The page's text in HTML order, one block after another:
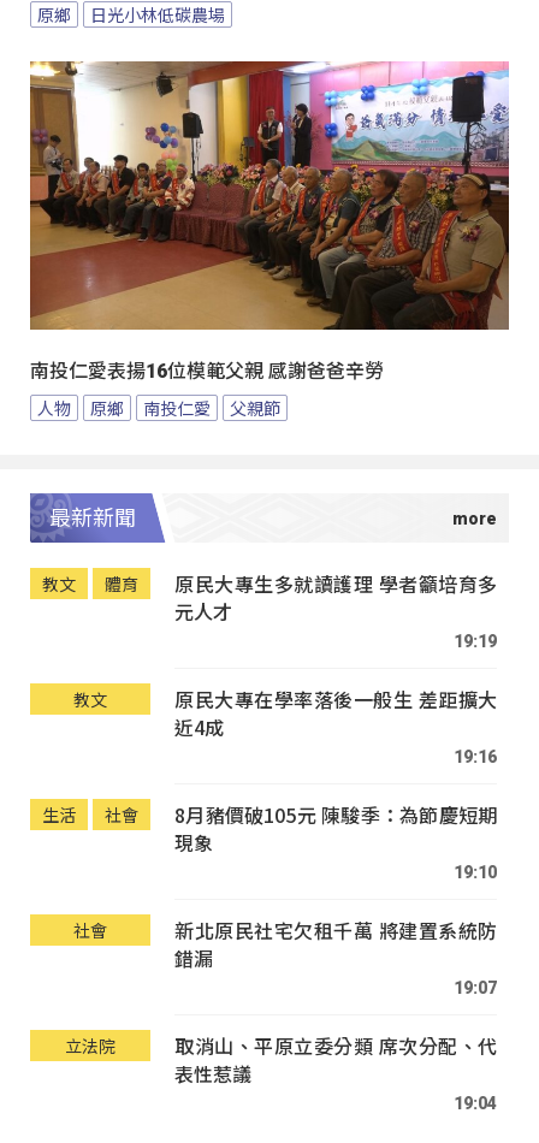
原鄉 日光小林低碳農場
南投仁愛表揚16位模範父親 感謝爸爸辛勞
人物 原鄉 南投仁愛 父親節
最新新聞
教文 體育
原民大專生多就讀護理 學者籲培育多
元人才
19:19
教文
原民大專在學率落後一般生 差距擴大
近4成
19:16
生活 社會
8月豬價破105元 陳駿季：為節慶短期
現象
19:10
社會
新北原民社宅欠租千萬 將建置系統防
錯漏
19:07
立法院
取消山、平原立委分類 席次分配、代
表性惹議
19:04